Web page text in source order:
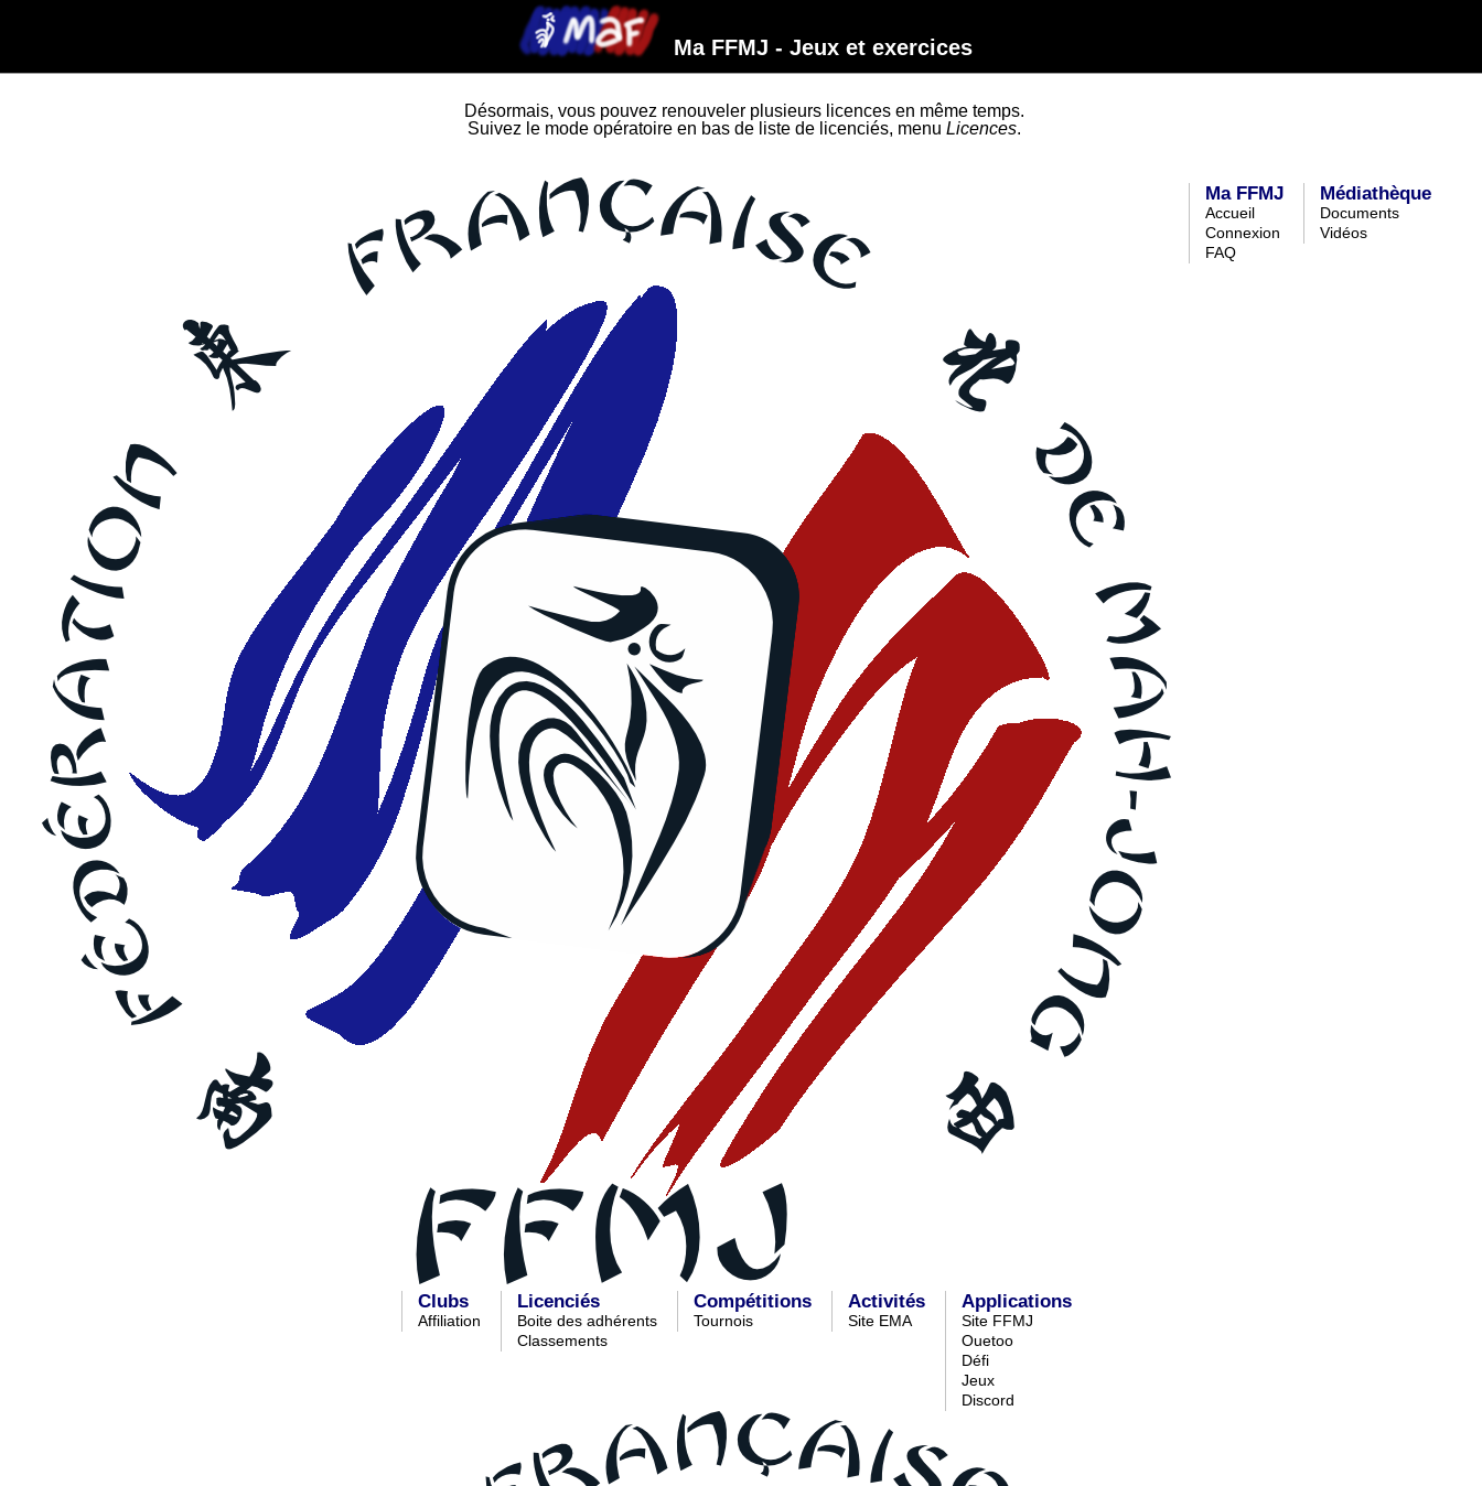
Ma FFMJ - Jeux et exercices
Désormais, vous pouvez renouveler plusieurs licences en même temps.
Suivez le mode opératoire en bas de liste de licenciés, menu Licences.
Ma FFMJ
Accueil
Connexion
FAQ
Médiathèque
Documents
Vidéos
Clubs
Affiliation
Licenciés
Boite des adhérents
Classements
Compétitions
Tournois
Activités
Site EMA
Applications
Site FFMJ
Ouetoo
Défi
Jeux
Discord